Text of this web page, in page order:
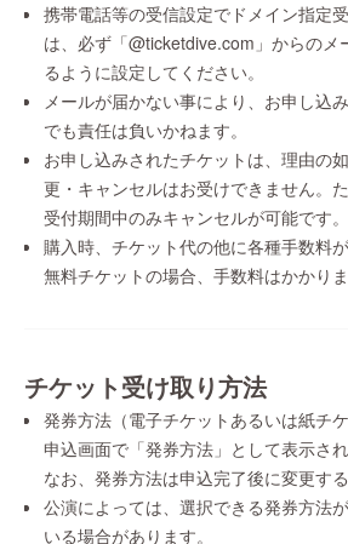
携帯電話等の受信設定でドメイン指定
は、必ず「@ticketdive.com」からのメ
るように設定してください。
メールが届かない事により、お申し込
でも責任は負いかねます。
お申し込みされたチケットは、理由の
更・キャンセルはお受けできません。
受付期間中のみキャンセルが可能です。
購入時、チケット代の他に各種手数料
無料チケットの場合、手数料はかかりま
チケット受け取り方法
発券方法（電子チケットあるいは紙チ
申込画面で「発券方法」として表示さ
なお、発券方法は申込完了後に変更す
公演によっては、選択できる発券方法
いる場合があります。